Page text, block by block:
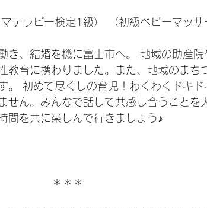
テラピー検定1級） （初級ベビーマッサ
き、結婚を機に富士市へ。 地域の助産院
教育に携わりました。また、地域のまち
。 初めて尽くしの育児！わくわくドキ
せん。みんなで話して共感し合うことを
間を共に楽しんで行きましょう♪
＊＊＊